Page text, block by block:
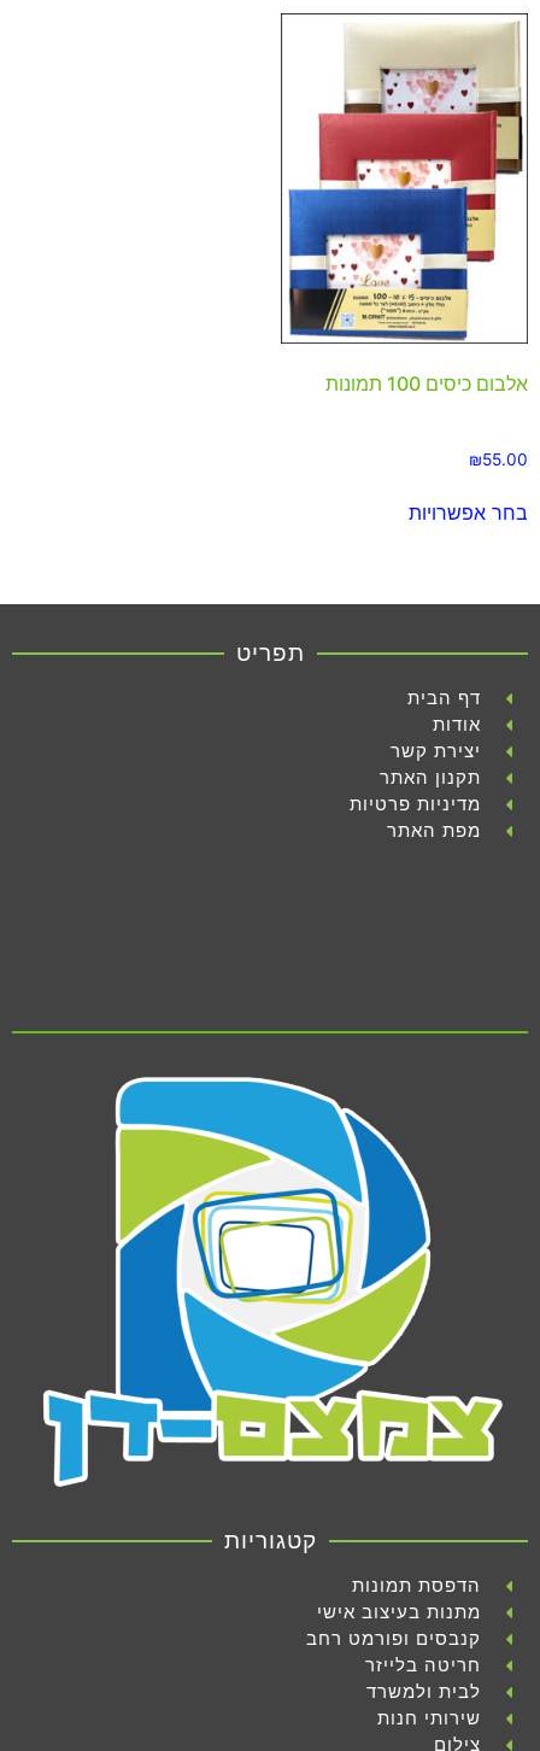
אלבום כיסים 100 תמונות
₪55.00
בחר אפשרויות
תפריט
דף הבית
אודות
יצירת קשר
תקנון האתר
מדיניות פרטיות
מפת האתר
קטגוריות
הדפסת תמונות
מתנות בעיצוב אישי
קנבסים ופורמט רחב
חריטה בלייזר
לבית ולמשרד
שירותי חנות
צילום